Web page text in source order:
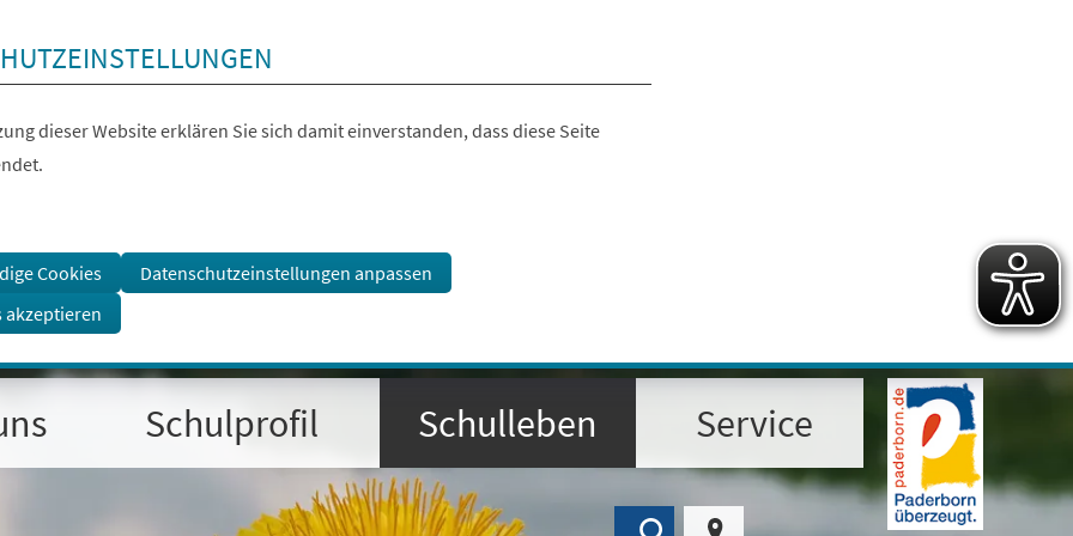
dieser Website erklären Sie sich damit einverstanden, dass diese Seite
Cookies
Datenschutzeinstellungen anpassen
akzeptieren
Schulprofil Schulleben Service